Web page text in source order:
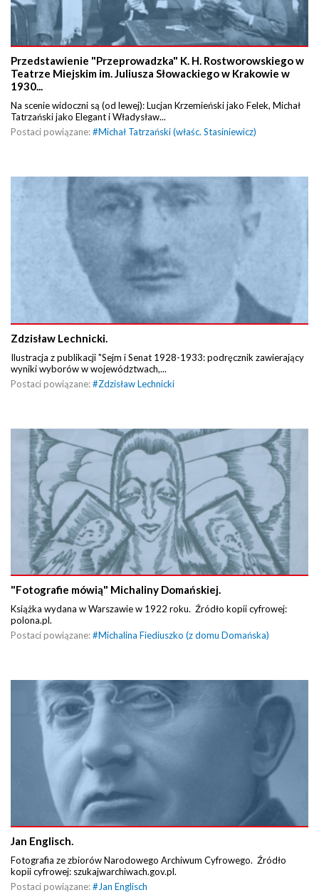
Przedstawienie "Przeprowadzka" K. H. Rostworowskiego w
Teatrze Miejskim im. Juliusza Słowackiego w Krakowie w
1930...
Na scenie widoczni są (od lewej): Lucjan Krzemieński jako Felek, Michał
Tatrzański jako Elegant i Władysław...
Postaci powiązane:#Michał Tatrzański (właśc. Stasiniewicz)
Zdzisław Lechnicki.
Ilustracja z publikacji "Sejm i Senat 1928-1933: podręcznik zawierający
wyniki wyborów w województwach,...
Postaci powiązane:#Zdzisław Lechnicki
"Fotografie mówią" Michaliny Domańskiej.
Książka wydana w Warszawie w 1922 roku. Źródło kopii cyfrowej:
polona.pl.
Postaci powiązane:#Michalina Fiediuszko (z domu Domańska)
Jan Englisch.
Fotografia ze zbiorów Narodowego Archiwum Cyfrowego. Źródło
kopii cyfrowej: szukajwarchiwach.gov.pl.
Postaci powiązane:# Jan Englisch